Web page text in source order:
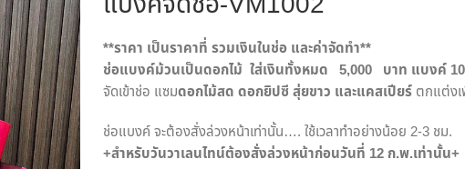
**ราคา เป็นราคาที่ รวมเงินในช่อ และค่าจัดทำ**
ช่อแบงค์ม้วนเป็นดอกไม้ ใส่เงินทั้งหมด 5,000 บาท แบงค์ 10
จัดเข้าช่อ แซมดอกไม้สด ดอกยิปซี สุ่ยขาว และแคสเปียร์ ตกแต่ง
ช่อแบงค์ จะต้องสั่งล่วงหน้าเท่านั้น…. ใช้เวลาทำอย่างน้อย 2-3 ชม.
+สำหรับวันวาเลนไทน์ต้องสั่งล่วงหน้าก่อนวันที่ 12 ก.พ.เท่านั้น+